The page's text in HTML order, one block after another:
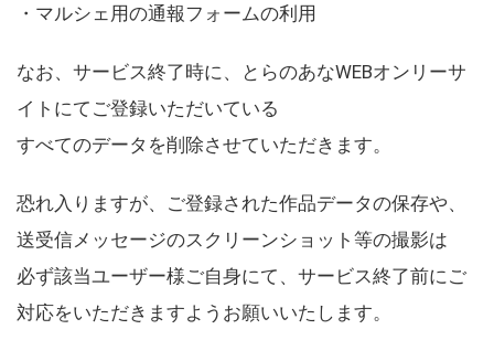
・マルシェ用の通報フォームの利用
なお、サービス終了時に、とらのあなWEBオンリーサ
イトにてご登録いただいている
すべてのデータを削除させていただきます。
恐れ入りますが、ご登録された作品データの保存や、
送受信メッセージのスクリーンショット等の撮影は
必ず該当ユーザー様ご自身にて、サービス終了前にご
対応をいただきますようお願いいたします。